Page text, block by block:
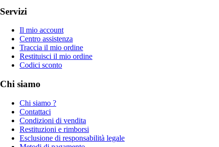
Servizi
Il mio account
Centro assistenza
Traccia il mio ordine
Restituisci il mio ordine
Codici sconto
Chi siamo
Chi siamo ?
Contattaci
Condizioni di vendita
Restituzioni e rimborsi
Esclusione di responsabilità legale